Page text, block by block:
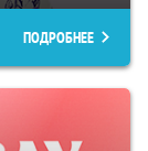
ПОДРОБНЕЕ